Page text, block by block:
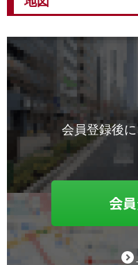
会員登録後
会